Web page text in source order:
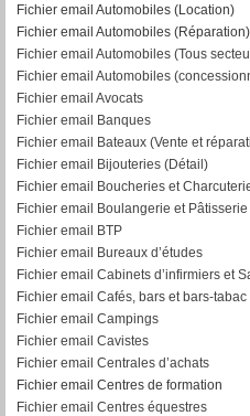
Fichier email Automobiles (Location)
Fichier email Automobiles (Réparation)
Fichier email Automobiles (Tous
Fichier email Automobiles
Fichier email Avocats
Fichier email Banques
Fichier email Bateaux (Vente et
Fichier email Bijouteries (Détail)
Fichier email Boucheries et
Fichier email Boulangerie et Pâtisserie
Fichier email BTP
Fichier email Bureaux d’études
Fichier email Cabinets d’infirmiers et
Fichier email Cafés, bars et bars-tabac
Fichier email Campings
Fichier email Cavistes
Fichier email Centrales d’achats
Fichier email Centres de formation
Fichier email Centres équestres